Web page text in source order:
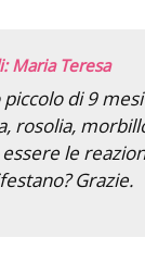
Maria Teresa
di 9
rosolia,
le
Grazie.